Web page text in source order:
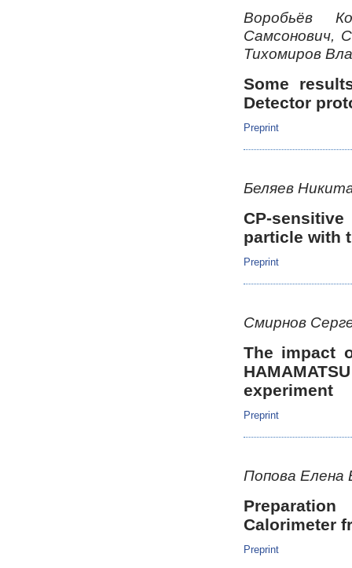
Воробьёв
Самсонович,
Тихомиров
Some
Detector
Preprint
Беляев
CP-
particle with
Preprint
Смирнов
The impact
experiment
Preprint
Попова Елена
Calorimeter
Preprint